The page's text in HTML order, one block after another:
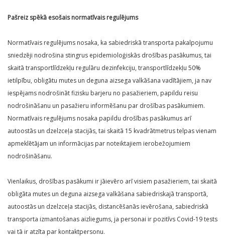
Pašreiz spēkā esošais normatīvais regulējums
Normatīvais regulējums nosaka, ka sabiedriskā transporta pakalpojumu
sniedzēji nodrošina stingrus epidemioloģiskās drošības pasākumus, tai
skaitā transportlīdzekļu regulāru dezinfekciju, transportlīdzekļu 50%
ietilpību, obligātu mutes un deguna aizsega valkāšana vadītājiem, ja nav
iespējams nodrošināt fizisku barjeru no pasažieriem, papildu reisu
nodrošināšanu un pasažieru informēšanu par drošības pasākumiem.
Normatīvais regulējums nosaka papildu drošības pasākumus arī
autoostās un dzelzceļa stacijās, tai skaitā 15 kvadrātmetrus telpas vienam
apmeklētājam un informācijas par noteiktajiem ierobežojumiem
nodrošināšanu.
Vienlaikus, drošības pasākumi ir jāievēro arī visiem pasažieriem, tai skaitā
obligāta mutes un deguna aizsega valkāšana sabiedriskajā transportā,
autoostās un dzelzceļa stacijās, distancēšanās ievērošana, sabiedriskā
transporta izmantošanas aizliegums, ja personai ir pozitīvs Covid-19 tests
vai tā ir atzīta par kontaktpersonu.